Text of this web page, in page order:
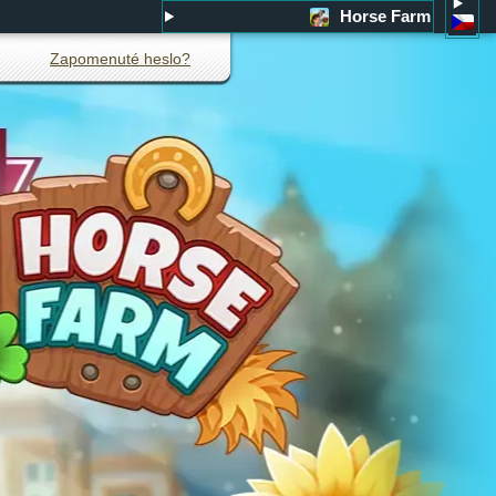
Horse Farm
Zapomenuté heslo?